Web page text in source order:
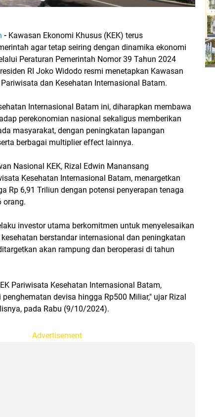
- Kawasan Ekonomi Khusus (KEK) terus
agar tetap seiring dengan dinamika ekonomi
Peraturan Pemerintah Nomor 39 Tahun 2024
RI Joko Widodo resmi menetapkan Kawasan
dan Kesehatan Internasional Batam.
Internasional Batam ini, diharapkan membawa
perekonomian nasional sekaligus memberikan
masyarakat, dengan peningkatan lapangan
berbagai multiplier effect lainnya.
Nasional KEK, Rizal Edwin Manansang
Kesehatan Internasional Batam, menargetkan
Rp 6,91 Triliun dengan potensi penyerapan tenaga
orang.
investor utama berkomitmen untuk menyelesaikan
berstandar internasional dan peningkatan
akan rampung dan beroperasi di tahun
Pariwisata Kesehatan Internasional Batam,
devisa hingga Rp500 Miliar," ujar Rizal
pada Rabu (9/10/2024).
Advertisement